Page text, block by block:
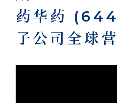
药华药
子公司全球